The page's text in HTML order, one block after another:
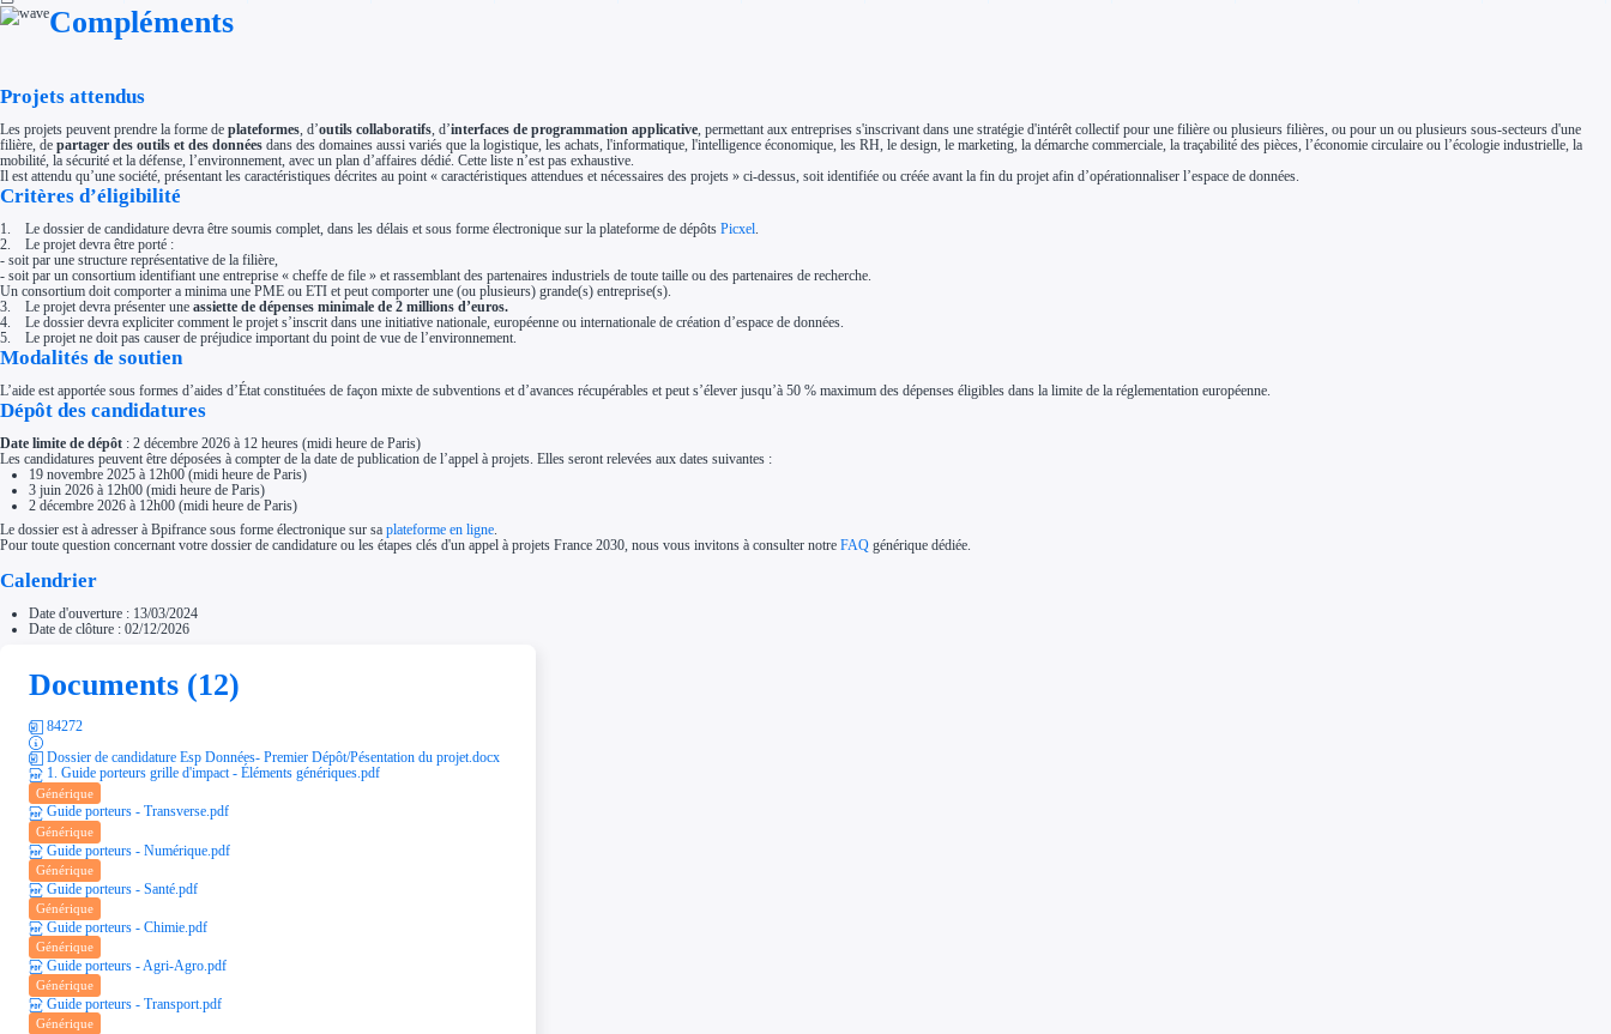
Régions de A à H
Aides Région Hauts-de-France
Régions de I à P
Aides Région Île-de-France
Aides Région Normandie
Aides Région PACA
Outre-mer
Aides Région Guadeloupe
Aides Région Guyane
Aides Région Martinique
Aides Région Mayotte
Aides Région Réunion
Aides Nationales
Aides Européennes
Recherche autonome
Accompagnement
Ressources
FAQ
Blog
Nos guides
Nos partenaires
Contactez-nous
Compléments
Projets attendus
Les projets peuvent prendre la forme de plateformes, d’outils collaboratifs, d’interfaces de programmation applicative, permettant aux entreprises s'inscrivant dans une stratégie d'intérêt collectif pour une filière ou plusieurs filières, ou pour un ou plusieurs sous-secteurs d'une
filière, de partager des outils et des données dans des domaines aussi variés que la logistique, les achats, l'informatique, l'intelligence économique, les RH, le design, le marketing, la démarche commerciale, la traçabilité des pièces, l’économie circulaire ou l’écologie industrielle, la
mobilité, la sécurité et la défense, l’environnement, avec un plan d’affaires dédié. Cette liste n’est pas exhaustive.
Il est attendu qu’une société, présentant les caractéristiques décrites au point « caractéristiques attendues et nécessaires des projets » ci-dessus, soit identifiée ou créée avant la fin du projet afin d’opérationnaliser l’espace de données.
Critères d’éligibilité
1. Le dossier de candidature devra être soumis complet, dans les délais et sous forme électronique sur la plateforme de dépôts Picxel.
2. Le projet devra être porté :
- soit par une structure représentative de la filière,
- soit par un consortium identifiant une entreprise « cheffe de file » et rassemblant des partenaires industriels de toute taille ou des partenaires de recherche.
Un consortium doit comporter a minima une PME ou ETI et peut comporter une (ou plusieurs) grande(s) entreprise(s).
3. Le projet devra présenter une assiette de dépenses minimale de 2 millions d’euros.
4. Le dossier devra expliciter comment le projet s’inscrit dans une initiative nationale, européenne ou internationale de création d’espace de données.
5. Le projet ne doit pas causer de préjudice important du point de vue de l’environnement.
Modalités de soutien
L’aide est apportée sous formes d’aides d’État constituées de façon mixte de subventions et d’avances récupérables et peut s’élever jusqu’à 50 % maximum des dépenses éligibles dans la limite de la réglementation européenne.
Dépôt des candidatures
Date limite de dépôt : 2 décembre 2026 à 12 heures (midi heure de Paris)
Les candidatures peuvent être déposées à compter de la date de publication de l’appel à projets. Elles seront relevées aux dates suivantes :
19 novembre 2025 à 12h00 (midi heure de Paris)
3 juin 2026 à 12h00 (midi heure de Paris)
2 décembre 2026 à 12h00 (midi heure de Paris)
Le dossier est à adresser à Bpifrance sous forme électronique sur sa plateforme en ligne
Pour toute question concernant votre dossier de candidature ou les étapes clés d'un appel à projets France 2030, nous vous invitons à consulter notre FAQ générique dédiée.
Calendrier
Date d'ouverture : 13/03/2024
Date de clôture : 02/12/2026
Documents (12)
84272
Dossier de candidature Esp Données- Premier Dépôt/Pésentation du projet.docx
1. Guide porteurs grille d'impact - Éléments génériques.pdf
Générique
Guide porteurs - Transverse.pdf
Générique
Guide porteurs - Numérique.pdf
Générique
Guide porteurs - Santé.pdf
Générique
Guide porteurs - Chimie.pdf
Générique
Guide porteurs - Agri-Agro.pdf
Générique
Guide porteurs - Transport.pdf
Générique